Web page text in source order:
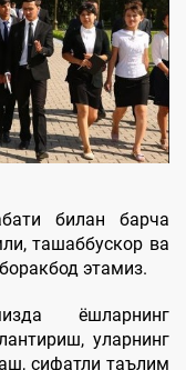
билан барча
ташаббускор ва
этамиз.
ёшларнинг
уларнинг
сифатли таълим